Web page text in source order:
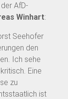
AfD-
Winhart:
Seehofer
den
Ich sehe
Eine
zu
ist